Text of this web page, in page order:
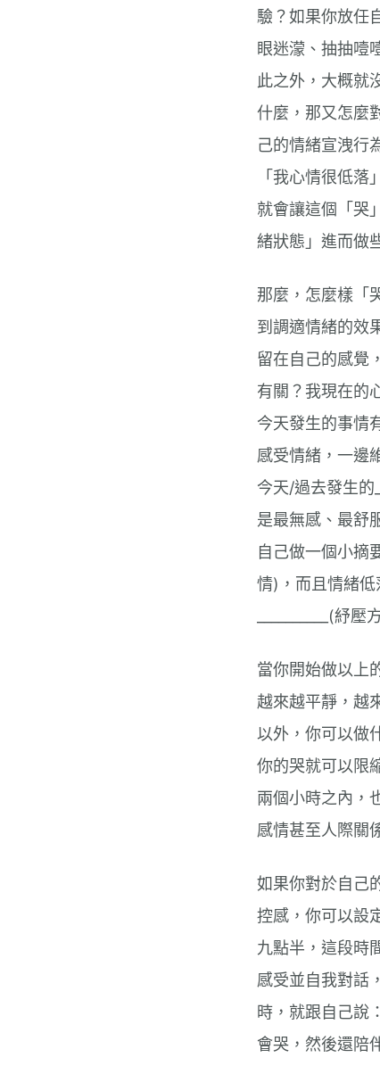
驗？如果你放任
眼迷濛、抽抽噎
此之外，大概就
什麼，那又怎麼
己的情緒宣洩行
「我心情很低
就會讓這個「哭
緒狀態」進而做
那麼，怎麼樣「
到調適情緒的效
留在自己的感覺
有關？我現在的
今天發生的事情
感受情緒，一邊
今天/過去發生的
是最無感、最舒
自己做一個小摘
情)，而且情緒
__________(紓
當你開始做以上
越來越平靜，越
以外，你可以做
你的哭就可以限
兩個小時之內，
感情甚至人際關
如果你對於自己
控感，你可以設
九點半，這段時
感受並自我對話
時，就跟自己說
會哭，然後還陪